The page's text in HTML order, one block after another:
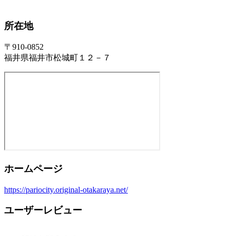
所在地
〒910-0852
福井県福井市松城町１２－７
ホームページ
https://pariocity.original-otakaraya.net/
ユーザーレビュー